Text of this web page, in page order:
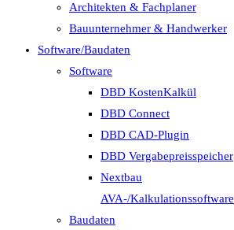
Architekten & Fachplaner
Bauunternehmer & Handwerker
Software/Baudaten
Software
DBD KostenKalkül
DBD Connect
DBD CAD-Plugin
DBD Vergabepreisspeicher
Nextbau
AVA-/Kalkulationssoftware
Baudaten